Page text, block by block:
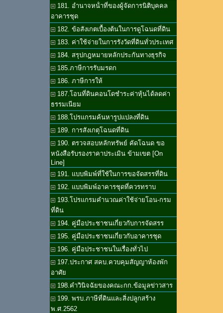
181. อำนาจหน้่าที่ของผู้จัดการนิติบุคคล
อาคารชุด
182. ข้อสังเกตเบื้องต้นในการดูโฉนดที่ดิน
183. ค่าใช้จ่ายในการรังวัดที่ดินทั่วประเทศ
184. สรุปกฎหมายหลักประกันทางธุรกิจ
185.ภาษีการรับมรดก
186. ภาษีการให้
187.โอนที่ดินคอนโดชำระค่าหุ้นได้ลดค่า
ธรรมเนียม
188.โปรแกรมค้นหารูปแปลงที่ดิน
189. การสังเกตุโฉนดที่ดิน
190. ตรวจสอบหลักทรัพย์ คัดโฉนด ขอ
หนังสือรับรองราคาประเมิน ข้ามเขต [On
Line]
191. แบบพิมพ์ที่ใช้ในการขอจัดสรรที่ดิน
192. แบบพิมพ์อาคารชุดที่ควรทราบ
193.โปรแกรมคำนวณค่าใช้จ่ายโอน-กรม
ที่ดิน
194. คู่มือประชาชนเกี่ยวกับการจัดสรร
195. คู่มือประชาชนเกี่ยวกับอาคารชุด
196. คู่มือประชาชนในเรื่องทั่วไป
197.ประกาศ สคบ.ควบคุมสัญญาห้องพัก
อาศัย
198.คำวินิจฉัยของคณะกก.ข้อมูลข่าวสาร
199. พรบ.ภาษีที่ดินและสิ่งปลูกสร้าง
พ.ศ.2562